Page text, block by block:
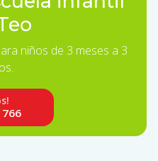
niños de 3 meses a 3